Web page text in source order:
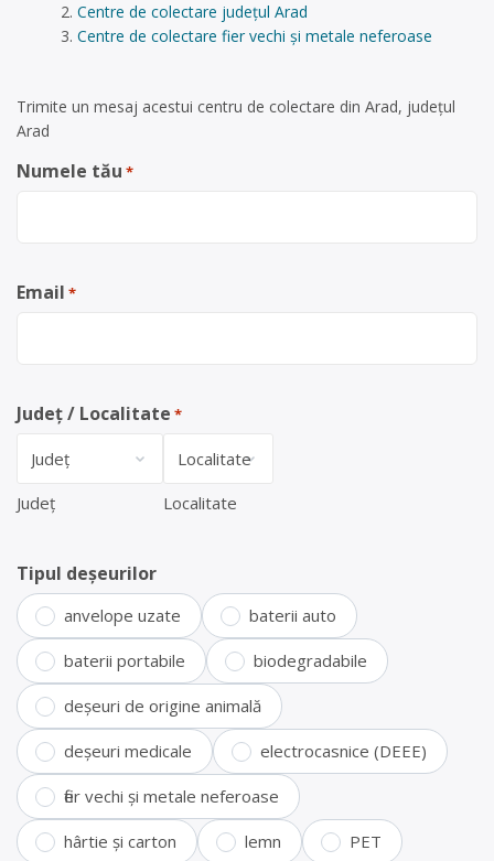
Centre de colectare județul Arad
Centre de colectare fier vechi și metale neferoase
Trimite un mesaj acestui centru de colectare din Arad, județul
Arad
Numele tău *
Email *
Județ / Localitate *
Județ Localitate
Tipul deșeurilor
anvelope uzate baterii auto
baterii portabile biodegradabile
deșeuri de origine animală
deșeuri medicale electrocasnice (DEEE)
fier vechi și metale neferoase
hârtie și carton lemn PET